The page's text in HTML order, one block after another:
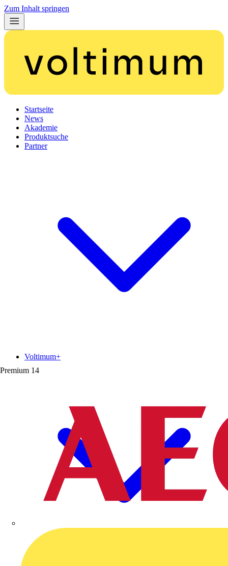
Zum Inhalt springen
Startseite
News
Akademie
Produktsuche
Partner
Premium 14
Voltimum+